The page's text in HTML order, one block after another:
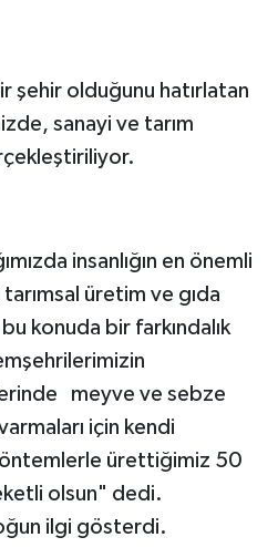
şehir olduğunu hatırlatan
sanayi ve tarım
insanlığın en önemli
üretim ve gıda
konuda bir farkındalık
meyve ve sebze
için kendi
ürettiğimiz 50
olsun" dedi.
ilgi gösterdi.